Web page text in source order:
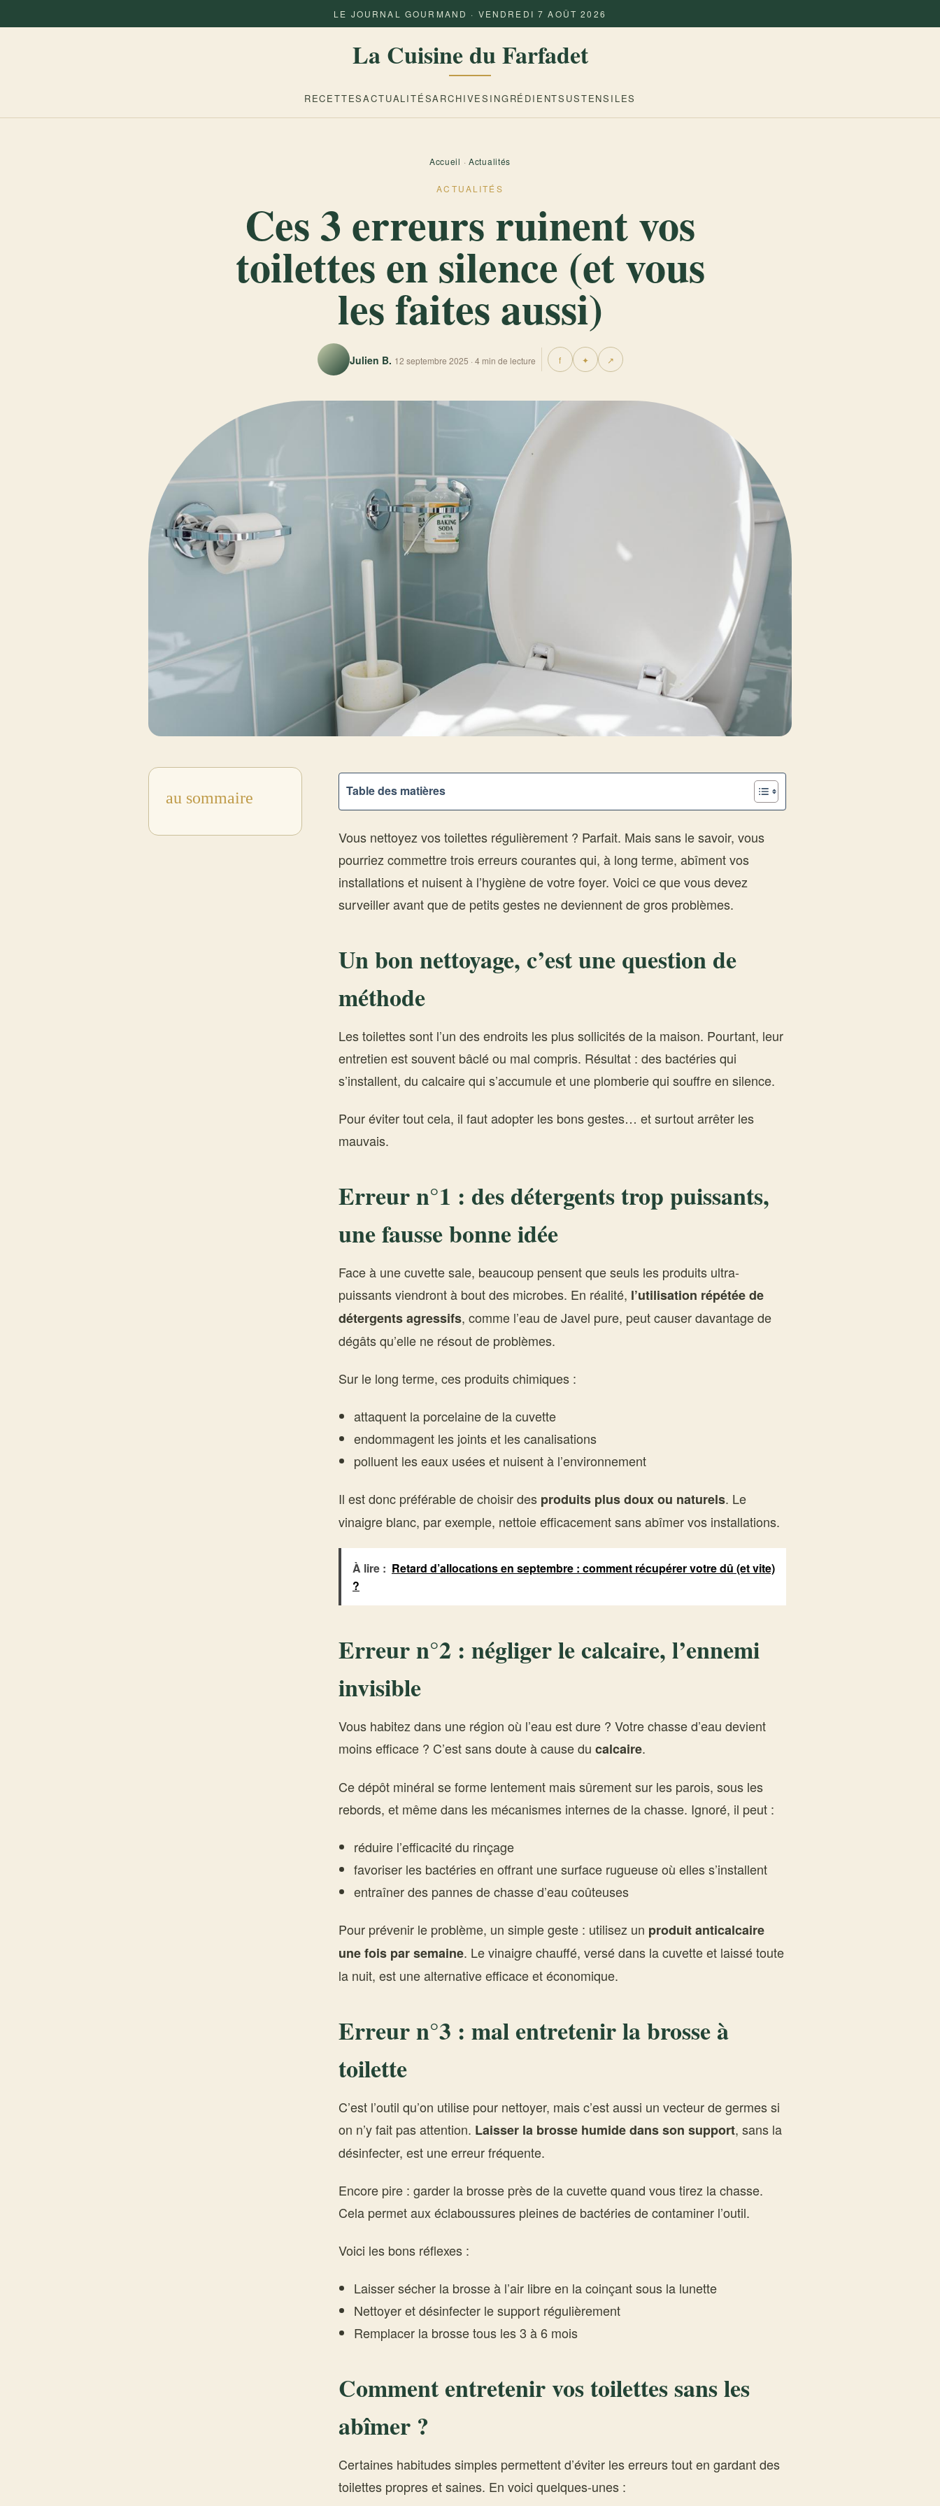
LE JOURNAL GOURMAND · VENDREDI 7 AOÛT 2026
La Cuisine du Farfadet
RECETTESACTUALITÉSARCHIVES INGRÉDIENTS USTENSILES
Accueil · Actualités
ACTUALITÉS
Ces 3 erreurs ruinent vos
toilettes en silence (et vous
les faites aussi)
Julien B. 12 septembre 2025 · 4 min de lecture f ✦ ↗
au sommaire Table des matières
Vous nettoyez vos toilettes régulièrement ? Parfait. Mais sans le savoir, vous
pourriez commettre trois erreurs courantes qui, à long terme, abîment vos
installations et nuisent à l’hygiène de votre foyer. Voici ce que vous devez
surveiller avant que de petits gestes ne deviennent de gros problèmes.
Un bon nettoyage, c’est une question de
méthode
Les toilettes sont l’un des endroits les plus sollicités de la maison. Pourtant, leur
entretien est souvent bâclé ou mal compris. Résultat : des bactéries qui
s’installent, du calcaire qui s’accumule et une plomberie qui souffre en silence.
Pour éviter tout cela, il faut adopter les bons gestes… et surtout arrêter les
mauvais.
Erreur n°1 : des détergents trop puissants,
une fausse bonne idée
Face à une cuvette sale, beaucoup pensent que seuls les produits ultra-
puissants viendront à bout des microbes. En réalité, l’utilisation répétée de
détergents agressifs, comme l’eau de Javel pure, peut causer davantage de
dégâts qu’elle ne résout de problèmes.
Sur le long terme, ces produits chimiques :
attaquent la porcelaine de la cuvette
endommagent les joints et les canalisations
polluent les eaux usées et nuisent à l’environnement
Il est donc préférable de choisir des produits plus doux ou naturels. Le
vinaigre blanc, par exemple, nettoie efficacement sans abîmer vos installations.
À lire : Retard d’allocations en septembre : comment récupérer votre dû (et vite)
?
Erreur n°2 : négliger le calcaire, l’ennemi
invisible
Vous habitez dans une région où l’eau est dure ? Votre chasse d’eau devient
moins efficace ? C’est sans doute à cause du calcaire.
Ce dépôt minéral se forme lentement mais sûrement sur les parois, sous les
rebords, et même dans les mécanismes internes de la chasse. Ignoré, il peut :
réduire l’efficacité du rinçage
favoriser les bactéries en offrant une surface rugueuse où elles s’installent
entraîner des pannes de chasse d’eau coûteuses
Pour prévenir le problème, un simple geste : utilisez un produit anticalcaire
une fois par semaine. Le vinaigre chauffé, versé dans la cuvette et laissé toute
la nuit, est une alternative efficace et économique.
Erreur n°3 : mal entretenir la brosse à
toilette
C’est l’outil qu’on utilise pour nettoyer, mais c’est aussi un vecteur de germes si
on n’y fait pas attention. Laisser la brosse humide dans son support, sans la
désinfecter, est une erreur fréquente.
Encore pire : garder la brosse près de la cuvette quand vous tirez la chasse.
Cela permet aux éclaboussures pleines de bactéries de contaminer l’outil.
Voici les bons réflexes :
Laisser sécher la brosse à l’air libre en la coinçant sous la lunette
Nettoyer et désinfecter le support régulièrement
Remplacer la brosse tous les 3 à 6 mois
Comment entretenir vos toilettes sans les
abîmer ?
Certaines habitudes simples permettent d’éviter les erreurs tout en gardant des
toilettes propres et saines. En voici quelques-unes :